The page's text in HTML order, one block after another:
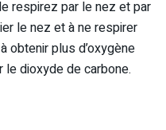
respirez par le nez et par
le nez et à ne respirer
obtenir plus d’oxygène
dioxyde de carbone.